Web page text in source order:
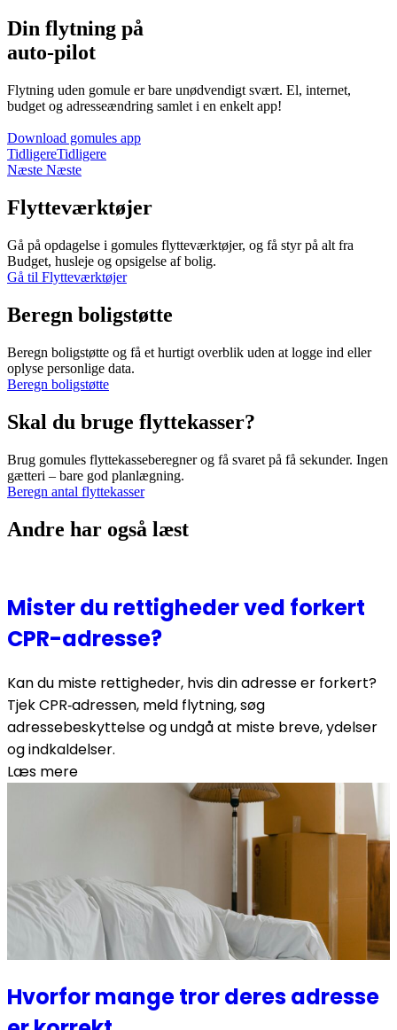
Din flytning på
auto-pilot
Flytning uden gomule er bare unødvendigt svært. El, internet,
budget og adresseændring samlet i en enkelt app!
Download gomules app
TidligereTidligere
Næste Næste
Flytteværktøjer
Gå på opdagelse i gomules flytteværktøjer, og få styr på alt fra
Budget, husleje og opsigelse af bolig.
Gå til Flytteværktøjer
Beregn boligstøtte
Beregn boligstøtte og få et hurtigt overblik uden at logge ind eller
oplyse personlige data.
Beregn boligstøtte
Skal du bruge flyttekasser?
Brug gomules flyttekasseberegner og få svaret på få sekunder. Ingen
gætteri – bare god planlægning.
Beregn antal flyttekasser
Andre har også læst
Mister du rettigheder ved forkert
CPR-adresse?
Kan du miste rettigheder, hvis din adresse er forkert?
Tjek CPR‑adressen, meld flytning, søg
adressebeskyttelse og undgå at miste breve, ydelser
og indkaldelser.
Læs mere
Hvorfor mange tror deres adresse